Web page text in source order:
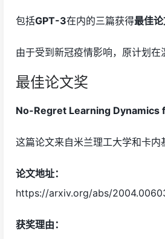
包括GPT-3在内的三篇获得最佳
由于受到新冠疫情影响，原计划在
最佳论文奖
No-Regret Learning
这篇论文来自米兰理工大学和卡内
论文地址：
https://arxiv.org/abs/
获奖理由：